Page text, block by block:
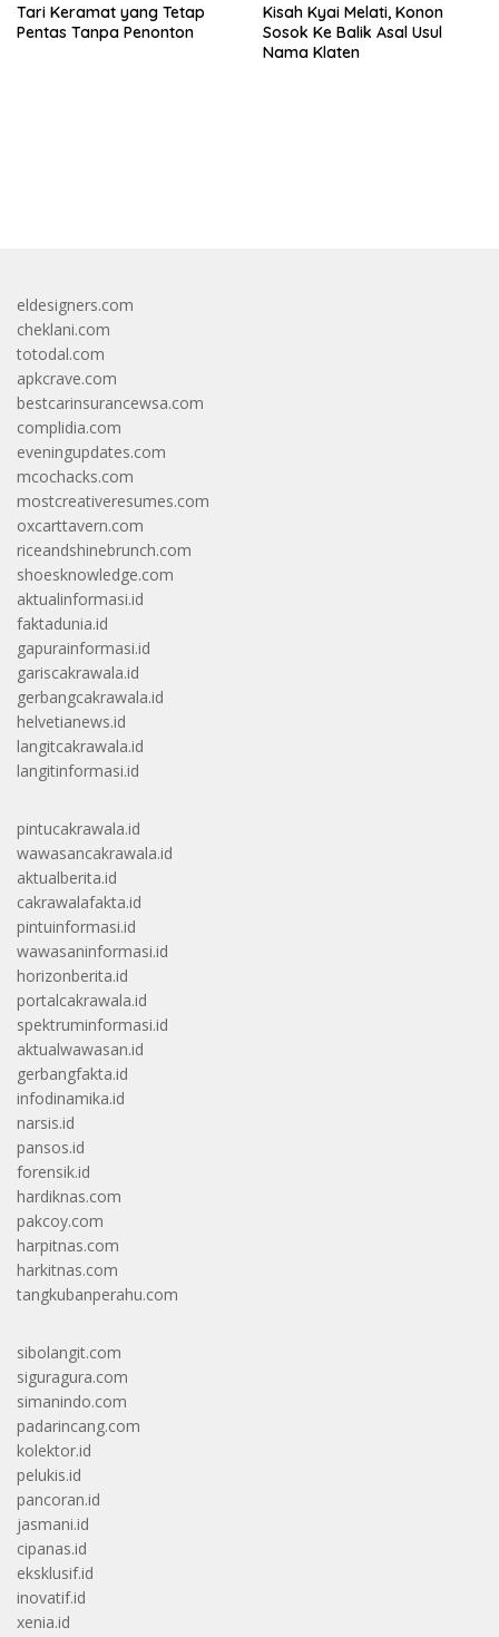
Tari Keramat yang Tetap
Pentas Tanpa Penonton
Kisah Kyai Melati, Konon
Sosok Ke Balik Asal Usul
Nama Klaten
eldesigners.com
cheklani.com
totodal.com
apkcrave.com
bestcarinsurancewsa.com
complidia.com
eveningupdates.com
mcochacks.com
mostcreativeresumes.com
oxcarttavern.com
riceandshinebrunch.com
shoesknowledge.com
aktualinformasi.id
faktadunia.id
gapurainformasi.id
gariscakrawala.id
gerbangcakrawala.id
helvetianews.id
langitcakrawala.id
langitinformasi.id
pintucakrawala.id
wawasancakrawala.id
aktualberita.id
cakrawalafakta.id
pintuinformasi.id
wawasaninformasi.id
horizonberita.id
portalcakrawala.id
spektruminformasi.id
aktualwawasan.id
gerbangfakta.id
infodinamika.id
narsis.id
pansos.id
forensik.id
hardiknas.com
pakcoy.com
harpitnas.com
harkitnas.com
tangkubanperahu.com
sibolangit.com
siguragura.com
simanindo.com
padarincang.com
kolektor.id
pelukis.id
pancoran.id
jasmani.id
cipanas.id
eksklusif.id
inovatif.id
xenia.id